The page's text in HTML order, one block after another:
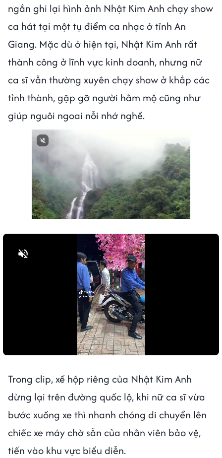
ngắn ghi lại hình ảnh Nhật Kim Anh chạy show
ca hát tại một tụ điểm ca nhạc ở tỉnh An
Giang. Mặc dù ở hiện tại, Nhật Kim Anh rất
thành công ở lĩnh vực kinh doanh, nhưng nữ
ca sĩ vẫn thường xuyên chạy show ở khắp các
tỉnh thành, gặp gỡ người hâm mộ cũng như
giúp nguôi ngoai nỗi nhớ nghề.
Trong clip, xế hộp riêng của Nhật Kim Anh
dừng lại trên đường quốc lộ, khi nữ ca sĩ vừa
bước xuống xe thì nhanh chóng di chuyển lên
chiếc xe máy chờ sẵn của nhân viên bảo vệ,
tiến vào khu vực biểu diễn.